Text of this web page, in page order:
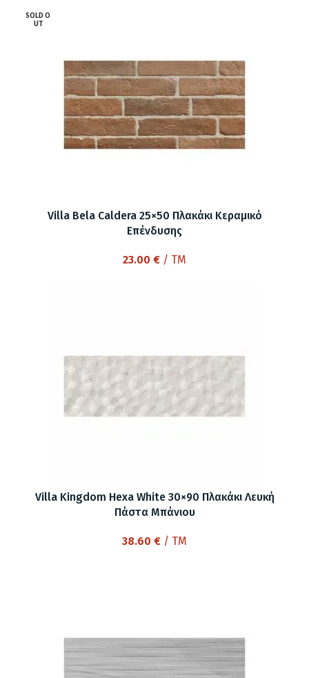
SOLD O
UT
Villa Bela Caldera 25×50 Πλακάκι Κεραμικό
Επένδυσης
23.00 € / TM
Villa Kingdom Hexa White 30×90 Πλακάκι Λευκή
Πάστα Μπάνιου
38.60 € / TM